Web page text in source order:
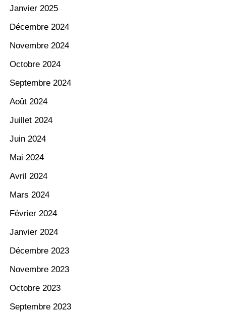
Janvier 2025
Décembre 2024
Novembre 2024
Octobre 2024
Septembre 2024
Août 2024
Juillet 2024
Juin 2024
Mai 2024
Avril 2024
Mars 2024
Février 2024
Janvier 2024
Décembre 2023
Novembre 2023
Octobre 2023
Septembre 2023